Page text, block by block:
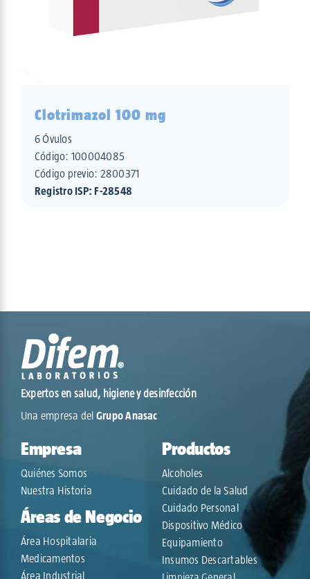
Clotrimazol 100 mg
6 Óvulos
Código: 100004085
Código previo: 2800371
Registro ISP: F-28548
Expertos en salud, higiene y desinfección
Una empresa del Grupo Anasac
Empresa
Quiénes Somos
Nuestra Historia
Áreas de Negocio
Área Hospitalaria
Medicamentos
Área Industrial
Productos
Alcoholes
Cuidado de la Salud
Cuidado Personal
Dispositivo Médico
Equipamiento
Insumos Descartables